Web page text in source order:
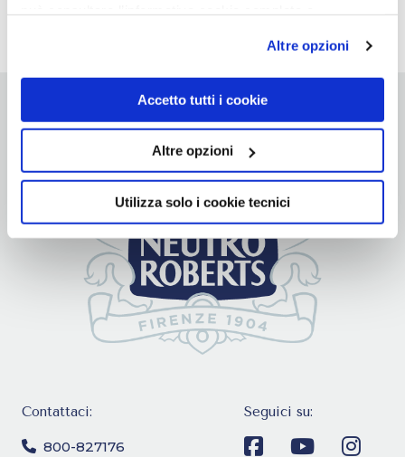
qualora clicchi su “Utilizza solo i cookie necessari”, non
sarà installato alcun cookie o altro strumento di
tracciamento diverso da quelli tecnici. Cliccando su
“Accetto tutti i cookie”, presterà il consenso
Cliccando su "Altre opzioni", potrà scegliere, in modo più
granulare, quali cookie autorizzare.
Altre opzioni
Accetto tutti i cookie
Altre opzioni
Utilizza solo i cookie tecnici
Contattaci:
800-827176
Seguici su: